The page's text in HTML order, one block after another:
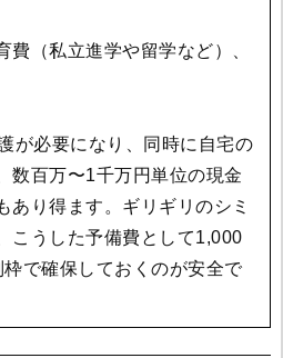
費（私立進学や留学など）、
が必要になり、同時に自宅の
数百万〜1千万円単位の現金
あり得ます。ギリギリのシミ
こうした予備費として1,000
で確保しておくのが安全で